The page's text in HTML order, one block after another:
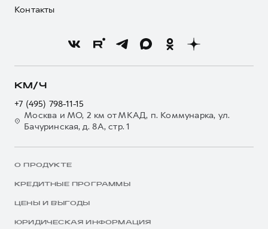
Контакты
КМ/Ч
+7 (495) 798-11-15
Москва и МО, 2 км от МКАД, п. Коммунарка, ул.
Бачуринская, д. 8А, стр. 1
О ПРОДУКТЕ
КРЕДИТНЫЕ ПРОГРАММЫ
ЦЕНЫ И ВЫГОДЫ
ЮРИДИЧЕСКАЯ ИНФОРМАЦИЯ